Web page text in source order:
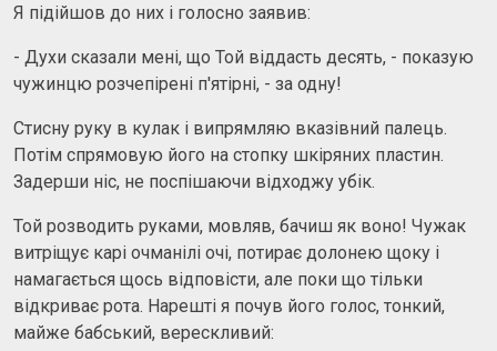
Я підійшов до них і голосно заявив:
- Духи сказали мені, що Той віддасть десять, - показую
чужинцю розчепірені п'ятірні, - за одну!
Стисну руку в кулак і випрямляю вказівний палець.
Потім спрямовую його на стопку шкіряних пластин.
Задерши ніс, не поспішаючи відходжу убік.
Той розводить руками, мовляв, бачиш як воно! Чужак
витріщує карі очманілі очі, потирає долонею щоку і
намагається щось відповісти, але поки що тільки
відкриває рота. Нарешті я почув його голос, тонкий,
майже бабський, верескливий: